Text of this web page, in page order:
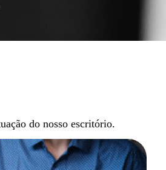
do nosso escritório.